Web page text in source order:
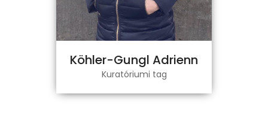
Köhler-Gungl Adrienn
Kuratóriumi tag